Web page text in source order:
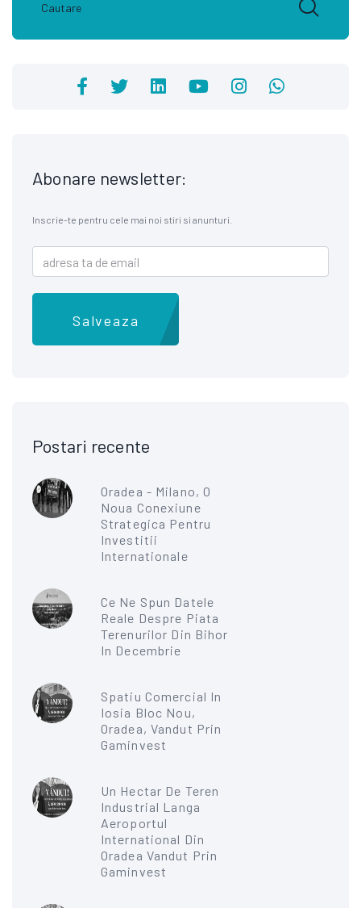
Abonare newsletter:
Inscrie-te pentru cele mai noi stiri si anunturi.
Salveaza
Postari recente
Oradea - Milano, O
Noua Conexiune
Strategica Pentru
Investitii
Internationale
Ce Ne Spun Datele
Reale Despre Piata
Terenurilor Din Bihor
In Decembrie
Spatiu Comercial In
Iosia Bloc Nou,
Oradea, Vandut Prin
Gaminvest
Un Hectar De Teren
Industrial Langa
Aeroportul
International Din
Oradea Vandut Prin
Gaminvest